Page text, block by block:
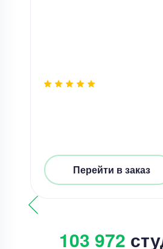
Перейти в заказ
103 972